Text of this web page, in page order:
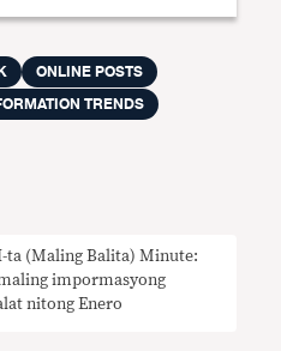
ONLINE POSTS
TRENDS
ta (Maling Balita) Minute:
impormasyong
nitong Enero